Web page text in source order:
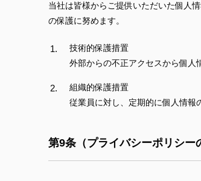
当社は皆様からご提供いただいた個人
の保護に努めます。
技術的保護措置
外部からの不正アクセスから個人
組織的保護措置
従業員に対し、定期的に個人情報
第9条（プライバシーポリシー